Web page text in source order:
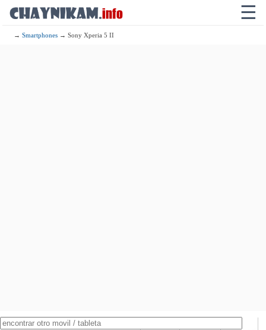
☰
→Smartphones → Sony Xperia 5 II